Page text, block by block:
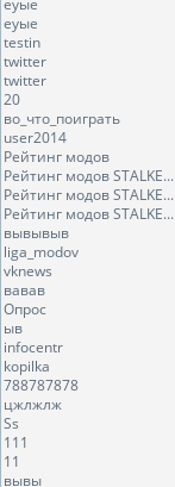
еуые
еуые
testin
twitter
twitter
20
во_что_поиграть
user2014
Рейтинг модов
Рейтинг модов STALKE...
Рейтинг модов STALKE...
Рейтинг модов STALKE...
вывывыв
liga_modov
vknews
вавав
Опрос
ыв
infocentr
kopilka
788787878
цжлжлж
Ss
111
11
вывы